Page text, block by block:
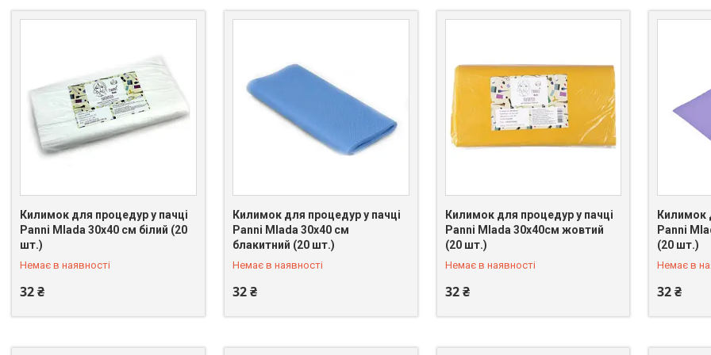
Килимок для процедур у пачці
Panni Mlada 30х40 см білий (20
шт.)
Немає в наявності
32 ₴
+380 (66) 075-31-21
Килимок для процедур у пачці
Panni Mlada 30х40 см
блакитний (20 шт.)
Немає в наявності
32 ₴
+380 (66) 075-31-21
Килимок для процедур у пачці
Panni Mlada 30х40см жовтий
(20 шт.)
Немає в наявності
32 ₴
+380 (66) 075-31-21
Килимок
Panni
(20 шт.)
Немає в
32 ₴
+380 (66)